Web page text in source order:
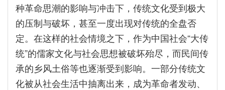
种革命思潮的影响与冲击下，传统文化受到极大
的压制与破坏，甚至一度出现对传统的全盘否
定。在这样的社会情境之下，作为中国社会“大传
统”的儒家文化与社会思想被破坏殆尽，而民间传
承的乡风土俗等也逐渐受到影响。一部分传统文
化被从社会生活中抽离出来，成为革命者发动、